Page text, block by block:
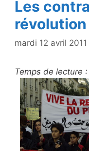
Les
mardi 12 avril 2011
Temps de lecture :